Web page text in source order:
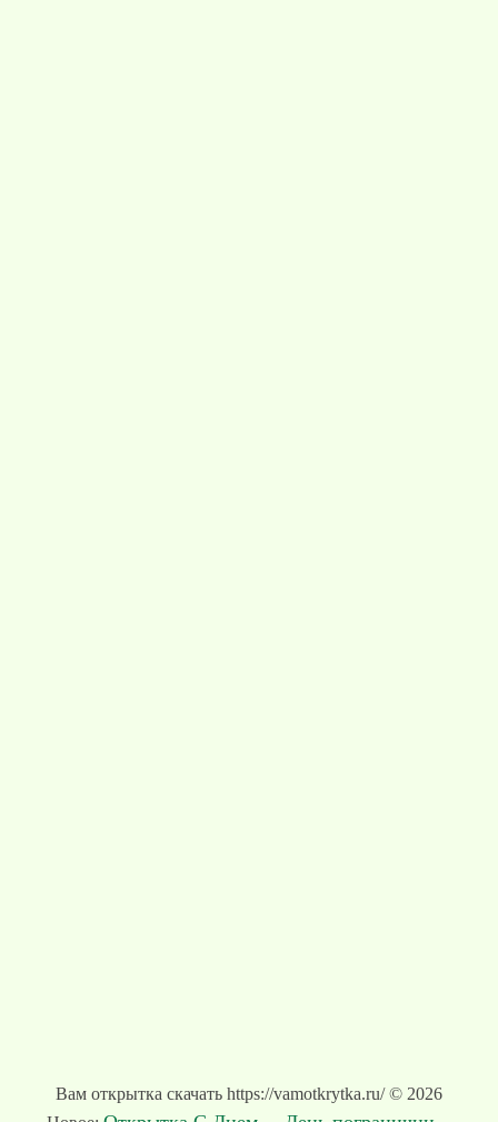
Вам открытка скачать https://vamotkrytka.ru/ © 2026